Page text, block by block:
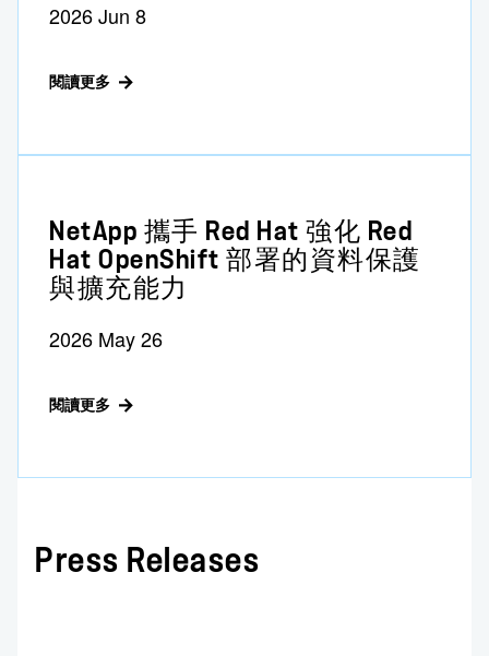
2026 Jun 8
閱讀更多
NetApp 攜手 Red Hat 強化 Red
Hat OpenShift 部署的資料保護
與擴充能力
2026 May 26
閱讀更多
Press Releases